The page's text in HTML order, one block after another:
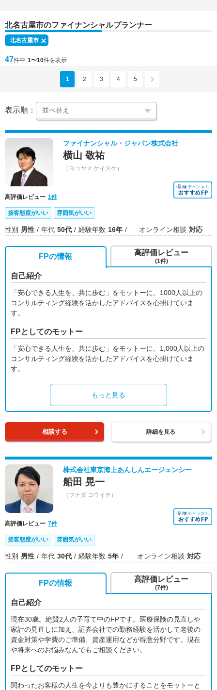
北名古屋市のファイナンシャルプランナー
北名古屋市
47件中 1〜10件を表示
1 2 3 4 5
表示順：
ファイナンシャル・ジャパン株式会社
横山 敬祐
（ヨコヤマ ケイスケ）
高評価レビュー 1件
接客態度がいい 雰囲気がいい
性別 男性 年代 50代 経験年数 16年 オンライン相談 対応
FPの情報
自己紹介
「安心できる人生を、共に歩む」をモットーに、1000人以上の
コンサルティング経験を活かしたアドバイスを心掛けていま
す。
FPとしてのモットー
「安心できる人生を、共に歩む」をモットーに、1,000人以上の
コンサルティング経験を活かしたアドバイスを心掛けていま
す。
もっと見る
高評価レビュー
(1件)
相談する 詳細を見る
株式会社東京海上あんしんエージェンシー
船田 晃一
（フナダ コウイチ）
高評価レビュー 7件
接客態度がいい 雰囲気がいい
性別 男性 年代 30代 経験年数 5年 オンライン相談 対応
FPの情報
自己紹介
現在30歳。絶賛2人の子育て中のFPです。医療保険の見直しや
家計の見直しに加え、証券会社での勤務経験を活かして老後の
資金対策や学費のご準備、資産運用などが得意分野です。現在
や将来へのお悩みなんでもご相談ください。
FPとしてのモットー
関わったお客様の人生を今よりも豊かにすることをモットーと
高評価レビュー
(7件)